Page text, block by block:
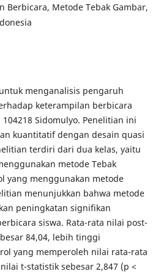
Berbicara, Metode Tebak Gambar,
menganalisis pengaruh
keterampilan berbicara
Sidomulyo. Penelitian ini
kuantitatif dengan desain quasi
terdiri dari dua kelas, yaitu
metode Tebak
yang menggunakan metode
menunjukkan bahwa metode
peningkatan signifikan
siswa. Rata-rata nilai post-
84,04, lebih tinggi
yang memperoleh nilai rata-rata
t-statistik sebesar 2,847 (p <